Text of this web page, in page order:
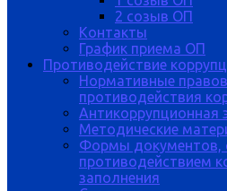
2 созыв ОП
Контакты
График приема ОП
Противодействие
Нормативные
противодействия
Антикоррупционная
Методические
Формы документов,
противодействием
заполнения